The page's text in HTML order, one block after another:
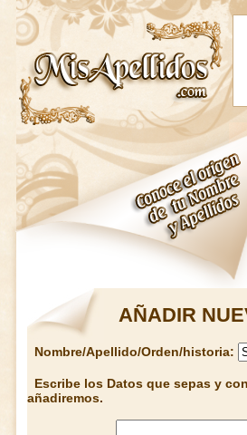
AÑADIR
Nombre/Apellido/Orden/historia:
Escribe los Datos que sepas y
añadiremos.